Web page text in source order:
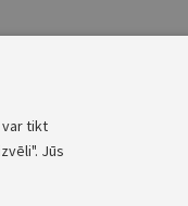
var tikt
Jūs